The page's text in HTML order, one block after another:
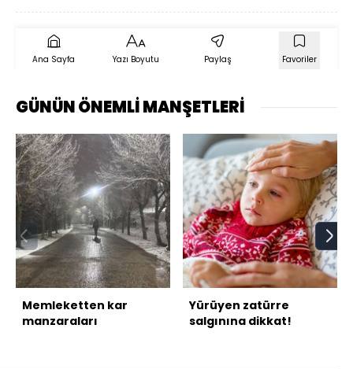
Ana Sayfa Yazı Boyutu Paylaş Favoriler
GÜNÜN ÖNEMLİ MANŞETLERİ
Memleketten kar
manzaraları
Yürüyen zatürre
salgınına dikkat!